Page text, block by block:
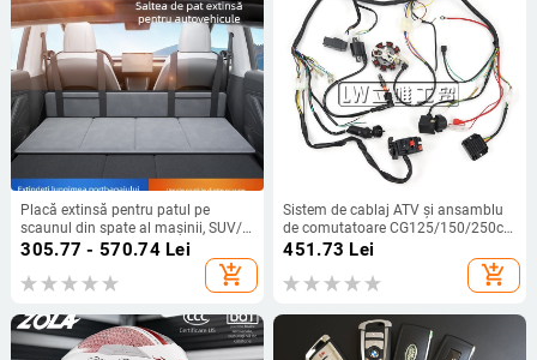
Placă extinsă pentru patul pe
scaunul din spate al mașinii, SUV/
sedan, Model 055, Capacitate
maximă 100 kg, Fără insuflare,
Funcție camping/ odihnă
305.77 - 570.74Lei
add_shopping_cart
Sistem de cablaj ATV și ansamblu
de comutatoare CG125/150/250cc
- 12V
451.73 Lei
add_shopping_cart